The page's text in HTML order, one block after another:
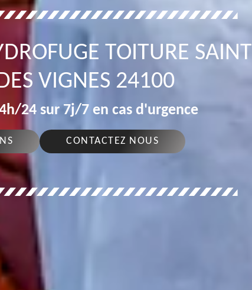
TOITURE SAINT
VIGNES 24100
24 sur 7j/7 en cas d'urgence
CONTACTEZ NOUS